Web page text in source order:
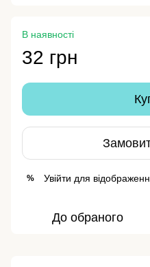
В наявності
32 грн
% Увійти для
До обраного